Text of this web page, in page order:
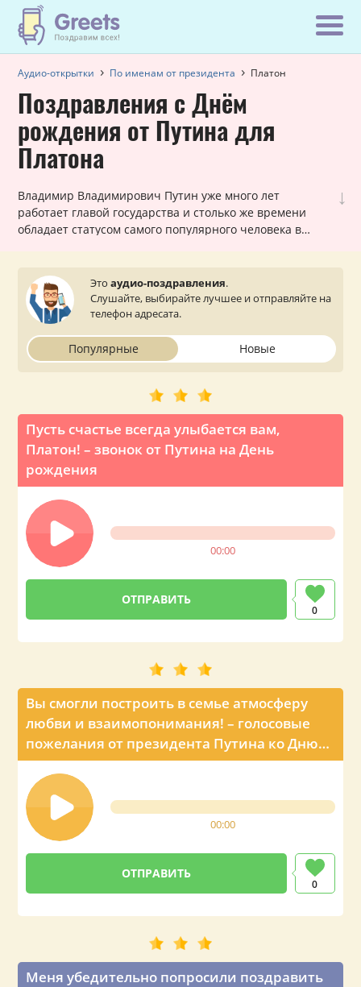
Аудио-открытки По именам от президента Платон
Поздравления с Днём
рождения от Путина для
Платона
↓
Владимир Владимирович Путин уже много лет
работает главой государства и столько же времени
обладает статусом самого популярного человека в
рождения, всегда в топе самых заказываемых именных
поздравлений. Они всегда уникальны для каждого
мужчины и оставляют очень приятное впечатление.
статус (по желанию) и звонок от президента поступит
на телефон вашему близкому или знакомому Платону.
Этоаудио-поздравления.
Слушайте, выбирайте лучшее и отправляйте на
телефон адресата.
Популярные Новые
Пусть счастье всегда улыбается вам,
Платон! – звонок от Путина на День
рождения
00:00
0
Вы смогли построить в семье атмосферу
любви и взаимопонимания! – голосовые
пожелания от президента Путина ко Дню
рождения мужа Платона
00:00
0
Меня убедительно попросили поздравить